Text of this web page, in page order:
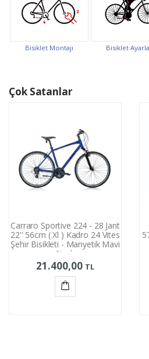
Bisiklet Montajı Bisiklet
Çok Satanlar
Carraro Sportive 224 - 28 Jant
22'' 56cm ( Xl ) Kadro 24 Vites
Şehir Bisikleti - Manyetik Mavi
Siyah
21.400,00 TL